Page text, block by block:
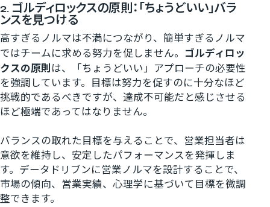
2. ゴルディロックスの原則：「ちょうどいい」バラ
ンスを見つける
高すぎるノルマは不満につながり、簡単すぎるノルマ
ではチームに求める努力を促しません。 ゴルディロッ
クスの原則は、「ちょうどいい」アプローチの必要性
を強調しています。目標は努力を促すのに十分なほど
挑戦的であるべきですが、達成不可能だと感じさせる
ほど極端であってはなりません。
バランスの取れた目標を与えることで、営業担当者は
意欲を維持し、安定したパフォーマンスを発揮しま
す。データドリブンに営業ノルマを設計することで、
市場の傾向、営業実績、心理学に基づいて目標を微調
整できます。